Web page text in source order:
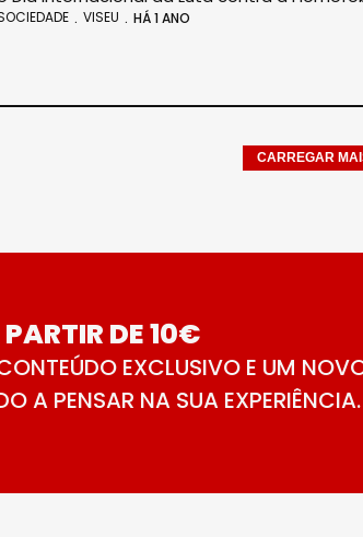
VISEU HÁ 1 ANO
CARREGAR
DE 10€
EXCLUSIVO E UM
A PENSAR NA SUA EXPERIÊNCIA.